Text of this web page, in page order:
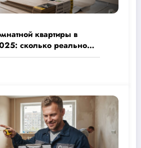
квартиры в
сколько реально
— полный
рублей